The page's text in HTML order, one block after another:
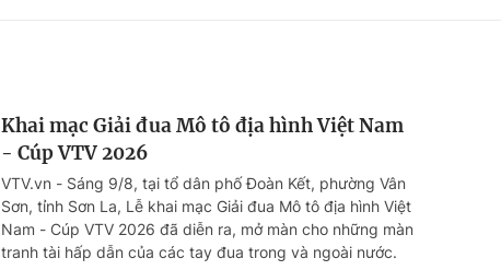
Khai mạc Giải đua Mô tô địa hình Việt Nam
- Cúp VTV 2026
VTV.vn - Sáng 9/8, tại tổ dân phố Đoàn Kết, phường Vân
Sơn, tỉnh Sơn La, Lễ khai mạc Giải đua Mô tô địa hình Việt
Nam - Cúp VTV 2026 đã diễn ra, mở màn cho những màn
tranh tài hấp dẫn của các tay đua trong và ngoài nước.